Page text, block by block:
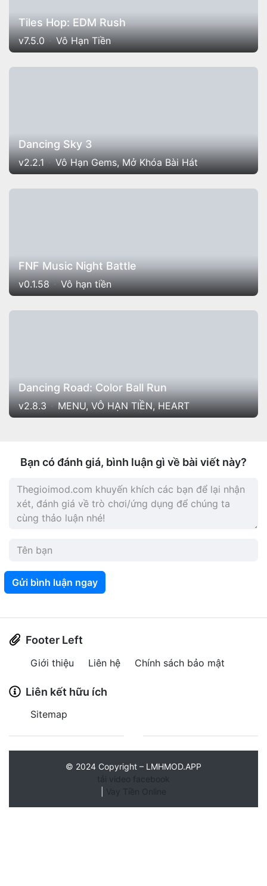
Tiles Hop: EDM Rush
v7.5.0 Vô Hạn Tiền
Dancing Sky 3
v2.2.1 Vô Hạn Gems, Mở Khóa Bài Hát
FNF Music Night Battle
v0.1.58 Vô hạn tiền
Dancing Road: Color Ball Run
v2.8.3 MENU, VÔ HẠN TIỀN, HEART
Bạn có đánh giá, bình luận gì về bài viết này?
Gửi bình luận ngay
Footer Left
Giới thiệu Liên hệ Chính sách bảo mật
Liên kết hữu ích
Sitemap
© 2024 Copyright – LMHMOD.APP
tải video facebook
Vay Tiền Online